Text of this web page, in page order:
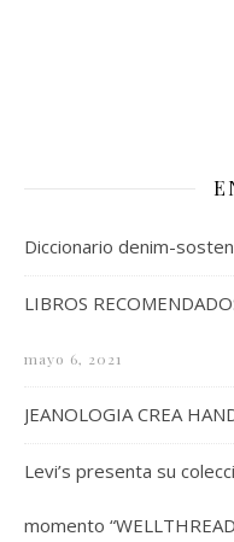
Diccionario denim-
LIBROS
mayo 6, 2021
JEANOLOGIA CREA
Levi’s presenta su
momento